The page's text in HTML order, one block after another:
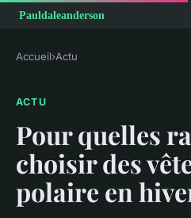
Accueil›Actu
ACTU
Pour quelles
choisir des
polaire en